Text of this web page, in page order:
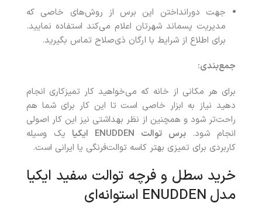
جهت دورانداختن این برس از روش‌های خاصی که
مدیریت پسماند شهرتان اعلام می‌کند استفاده نمایید.
برای اطلاع از شرایط با ارگان ذی‌صلاح تماس بگیرید.
جمع‌‌بندی:
برای هر مکانی از خانه که می‌خواهید کار تمیزکاری انجام
دهید نیاز به ابزار خاصی است تا این کار برای شما هم
راحت‌تر شود و همچنین از نظر بهداشتی نیز این کار اصولی
انجام شود.برس توالت ENUDDEN ایکیا یک وسیله
کاربردی برای تمیزی بهتر کاسه توالت‌فرنگی یا ایرانی است.
خرید سطل و فرچه توالت سفید ایکیا
مدل ENUDDEN استوانه‌ای